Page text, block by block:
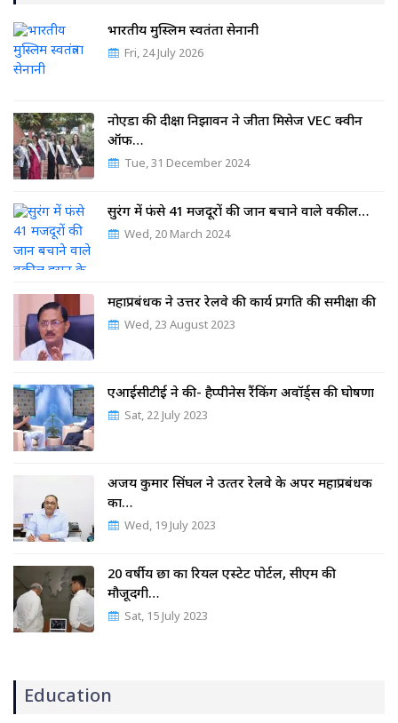
भारतीय मुस्लिम स्वतंत्रता सेनानी
Fri, 24 July 2026
नोएडा की दीक्षा निझावन ने जीता मिसेज VEC क्वीन
ऑफ…
Tue, 31 December 2024
सुरंग में फंसे 41 मजदूरों की जान बचाने वाले वकील…
Wed, 20 March 2024
महाप्रबंधक ने उत्तर रेलवे की कार्य प्रगति की समीक्षा की
Wed, 23 August 2023
एआईसीटीई ने की- हैप्पीनेस रैंकिंग अवॉर्ड्स की घोषणा
Sat, 22 July 2023
अजय कुमार सिंघल ने उत्‍तर रेलवे के अपर महाप्रबंधक
का…
Wed, 19 July 2023
20 वर्षीय छात्र का रियल एस्टेट पोर्टल, सीएम की
मौजूदगी…
Sat, 15 July 2023
Education